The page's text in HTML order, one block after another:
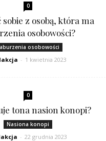
0
z osobą, która ma
osobowości?
osobowości
- 1 kwietnia 2023
0
tona nasion konopi?
Nasiona konopi
- 22 grudnia 2023